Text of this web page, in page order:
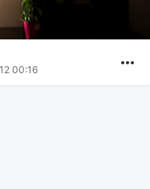
00:16